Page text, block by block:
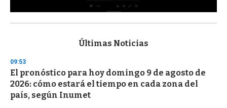
s
d
s
o
f
3
Últimas Noticias
09:53
El pronóstico para hoy domingo 9 de agosto de
2026: cómo estará el tiempo en cada zona del
país, según Inumet